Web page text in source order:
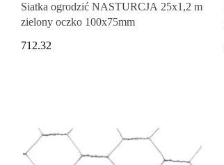
Siatka ogrodzić NASTURCJA 25x1,2 m
zielony oczko 100x75mm
712.32